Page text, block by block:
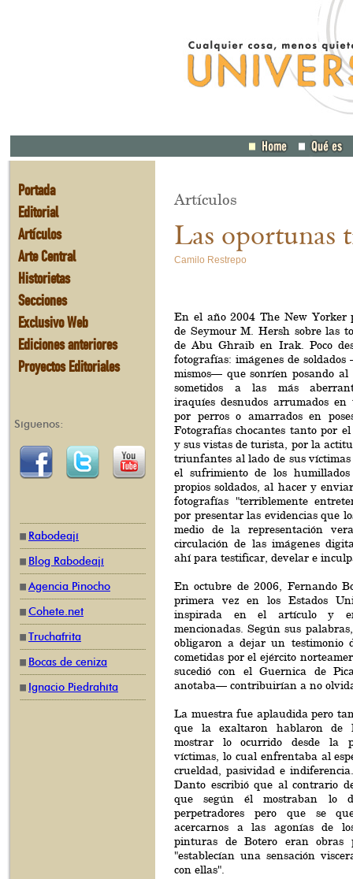
Portada
Editorial
Artículos
Arte Central
Historietas
Secciones
Exclusivo Web
Ediciones anteriores
Proyectos Editoriales
Síguenos:
Rabodeají
Blog Rabodeají
Agencia Pinocho
Cohete.net
Truchafrita
Bocas de ceniza
Ignacio Piedrahíta
Artículos
Las oportunas
Camilo Restrepo
En el año 2004 The New Yorker
de Seymour M. Hersh sobre las
de Abu Ghraib en Irak. Poco
fotografías: imágenes de
mismos— que sonríen posando al
sometidos a las más
iraquíes desnudos arrumados en
por perros o amarrados en
Fotografías chocantes tanto por
y sus vistas de turista, por la
triunfantes al lado de sus
el sufrimiento de los
propios soldados, al hacer y
fotografías "terriblemente
por presentar las evidencias que
medio de la representación
circulación de las imágenes
ahí para testificar, develar e
En octubre de 2006, Fernando
primera vez en los Estados
inspirada en el artículo y
mencionadas. Según sus
obligaron a dejar un testimonio
cometidas por el ejército
sucedió con el Guernica de
anotaba— contribuirían a no
La muestra fue aplaudida pero
que la exaltaron hablaron de
mostrar lo ocurrido desde la
víctimas, lo cual enfrentaba al
crueldad, pasividad e
Danto escribió que al contrario
que según él mostraban lo
perpetradores pero que se
acercarnos a las agonías de
pinturas de Botero eran obras
"establecían una sensación
con ellas".